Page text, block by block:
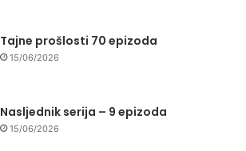
Tajne prošlosti 70 epizoda
15/06/2026
Nasljednik serija – 9 epizoda
15/06/2026